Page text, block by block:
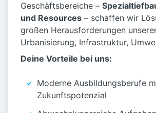
Geschäftsbereiche –
und Resources – schaffen wir
großen Herausforderungen
Urbanisierung, Infrastruktur,
Deine Vorteile bei uns:
Moderne Ausbildungsberufe
Zukunftspotenzial